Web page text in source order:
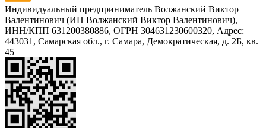
Индивидуальный предприниматель Волжанский Виктор
Валентинович (ИП Волжанский Виктор Валентинович),
ИНН/КПП 631200380886, ОГРН 304631230600320, Адрес:
443031, Самарская обл., г. Самара, Демократическая, д. 2Б, кв.
45